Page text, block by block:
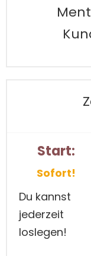
Start:
Sofort!
Du kannst
jederzeit
loslegen!